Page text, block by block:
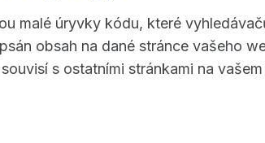
malé úryvky kódu, které
obsah na dané stránce vašeho
s ostatními stránkami na